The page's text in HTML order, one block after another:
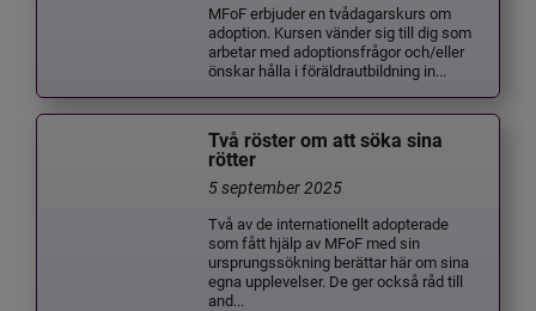
MFoF erbjuder en tvådagarskurs om
adoption. Kursen vänder sig till dig som
arbetar med adoptionsfrågor och/eller
önskar hålla i föräldrautbildning in...
Två röster om att söka sina
rötter
5 september 2025
Två av de internationellt adopterade
som fått hjälp av MFoF med sin
ursprungssökning berättar här om sina
egna upplevelser. De ger också råd till
and...